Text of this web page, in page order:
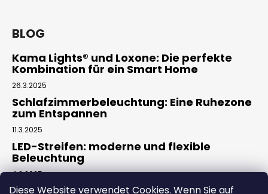
Diese Website verwendet Cookies. Wenn Sie auf
BLOG
Kama Lights® und Loxone: Die perfekte
Kombination für ein Smart Home
26.3.2025
Schlafzimmerbeleuchtung: Eine Ruhezone
zum Entspannen
11.3.2025
LED-Streifen: moderne und flexible
Beleuchtung
4.2.2025